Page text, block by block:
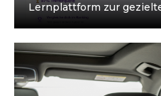
Lernplattform zur